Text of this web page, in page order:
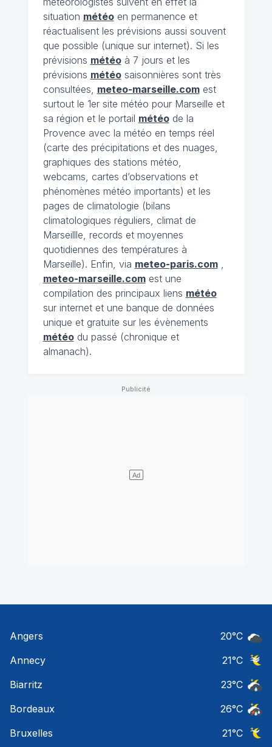
situation météoen permanence et
réactualisent les prévisions aussi souvent
que possible (unique sur internet). Si les
prévisions météoà 7 jours et les
prévisions météosaisonnières sont très
consultées, meteo-marseille.comest
surtout le 1er site météo pour Marseille et
sa région et le portail météode la
Provence avec la météo en temps réel
(carte des précipitations et des nuages,
graphiques des stations météo,
webcams, cartes d’observations et
phénomènes météo importants) et les
pages de climatologie (bilans
climatologiques réguliers, climat de
Marseillle, records et moyennes
quotidiennes des températures à
Marseille). Enfin, via meteo-paris.com,
meteo-marseille.comest une
compilation des principaux liens météo
sur internet et une banque de données
unique et gratuite sur les évènements
météodu passé (chronique et
almanach).
Angers 20°C
Annecy
21°C
Biarritz
23°C
Bordeaux
26°C
Bruxelles
21°C